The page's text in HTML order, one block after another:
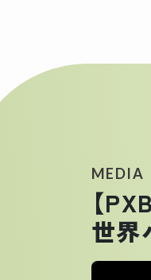
ョン
WORKS
MEDIA
【
世界